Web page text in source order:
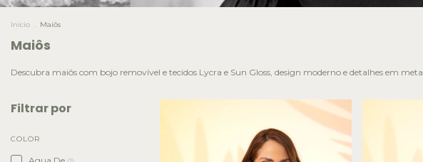
Início . Maiôs
Maiôs
Descubra maiôs com bojo removível e tecidos Lycra e Sun Gloss, design moderno e detalhes em
Filtrar por
COLOR